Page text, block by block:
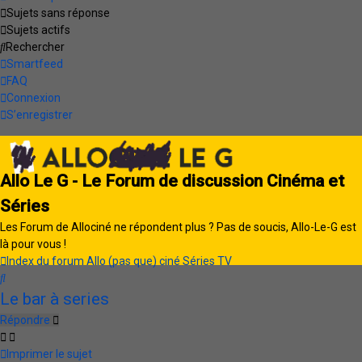
Sujets sans réponse
Sujets actifs
Rechercher
Smartfeed
FAQ
Connexion
S’enregistrer
Allo Le G - Le Forum de discussion Cinéma et
Séries
Les Forum de Allociné ne répondent plus ? Pas de soucis, Allo-Le-G est
là pour vous !
Index du forum Allo (pas que) ciné Séries TV
Rechercher
Le bar à series
Répondre
Imprimer le sujet